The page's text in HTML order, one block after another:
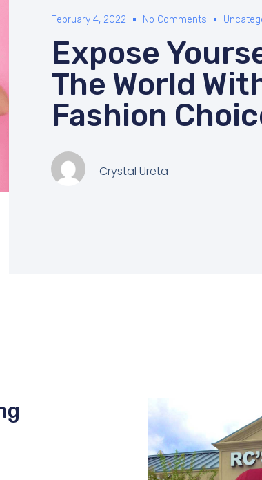
February 4, 2022 No Comments
Expose
The World
Fashion
Crystal Ureta